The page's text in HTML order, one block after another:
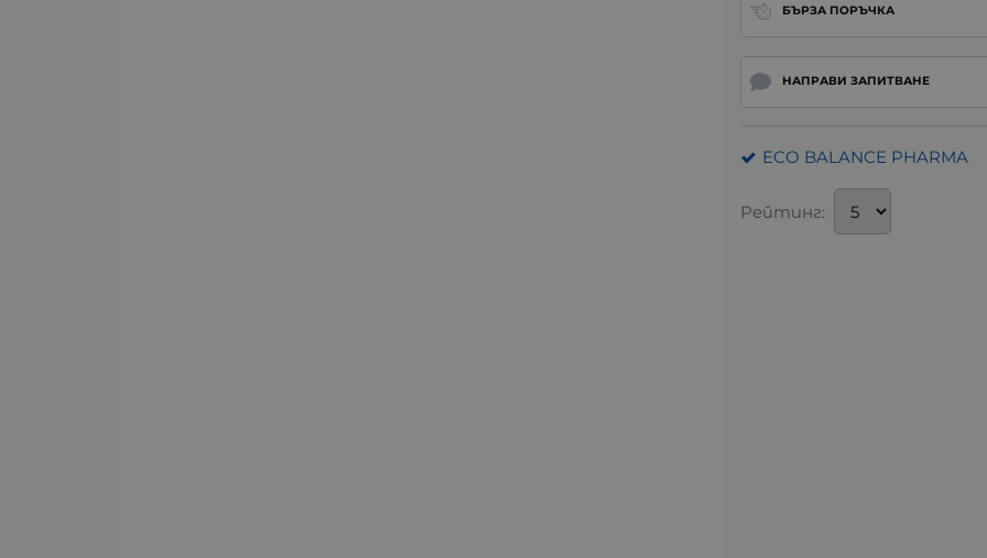
БЪРЗА ПОРЪЧКА
НАПРАВИ ЗАПИТВАНЕ
ECO BALANCE PHARMA
Рейтинг: